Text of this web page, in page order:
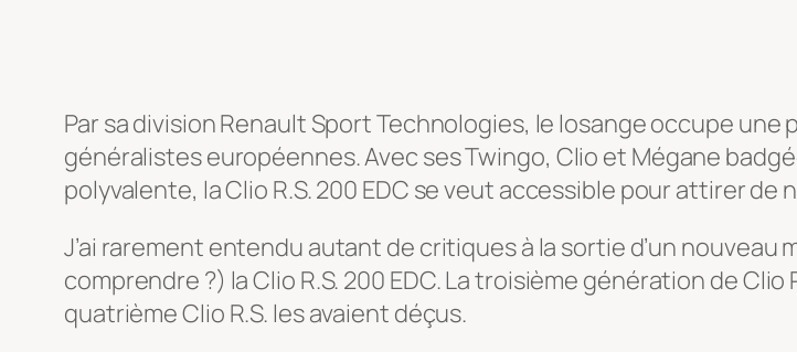
Par sa division Renault Sport Technologies, le losange occupe
généralistes européennes. Avec ses Twingo, Clio et Mégane
polyvalente, la Clio R.S. 200 EDC se veut accessible pour attirer de
J’ai rarement entendu autant de critiques à la sortie d’un nouveau
comprendre ?) la Clio R.S. 200 EDC. La troisième génération de
quatrième Clio R.S. les avaient déçus.